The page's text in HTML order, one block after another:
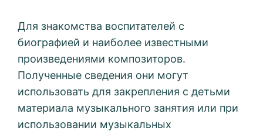
Для знакомства воспитателей с
биографией и наиболее известными
произведениями композиторов.
Полученные сведения они могут
использовать для закрепления с детьми
материала музыкального занятия или при
использовании музыкальных